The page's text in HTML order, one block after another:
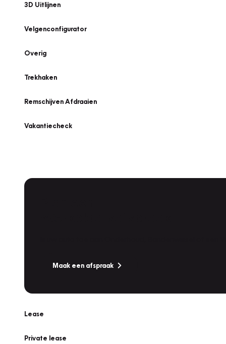
3D Uitlijnen
Velgenconfigurator
Overig
Trekhaken
Remschijven Afdraaien
Vakantiecheck
Maak een afspraak
Lease
Private lease